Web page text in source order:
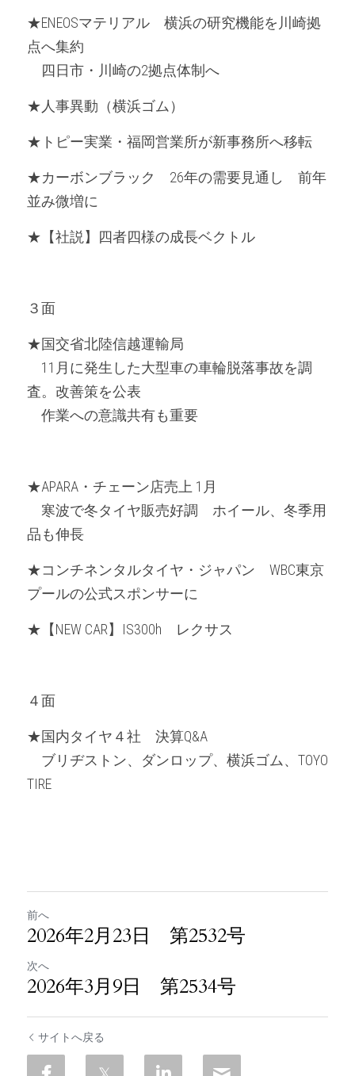
★ENEOSマテリアル　横浜の研究機能を川崎拠
点へ集約
四日市・川崎の2拠点体制へ
★人事異動（横浜ゴム）
★トピー実業・福岡営業所が新事務所へ移転
★カーボンブラック　26年の需要見通し　前年
並み微増に
★【社説】四者四様の成長ベクトル
３面
★国交省北陸信越運輸局
11月に発生した大型車の車輪脱落事故を調
査。改善策を公表
作業への意識共有も重要
★APARA・チェーン店売上 1月
寒波で冬タイヤ販売好調　ホイール、冬季用
品も伸長
★コンチネンタルタイヤ・ジャパン　WBC東京
プールの公式スポンサーに
★【NEW CAR】IS300h　レクサス
４面
★国内タイヤ４社　決算Q&A
ブリヂストン、ダンロップ、横浜ゴム、TOYO
TIRE
前へ
2026年2月23日 第2532号
次へ
2026年3月9日 第2534号
サイトへ戻る